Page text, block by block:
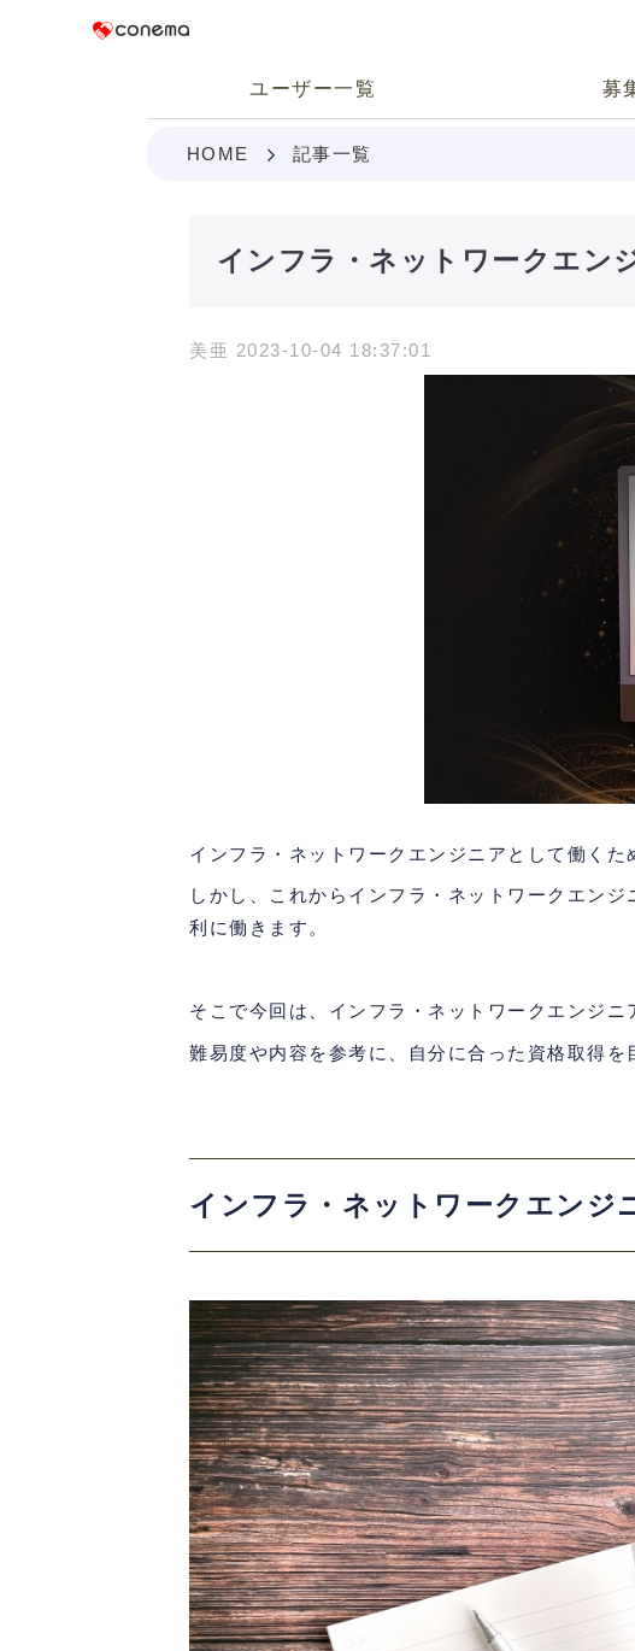
ユーザー一覧 募
HOME 記事一覧
インフラ・ネットワークエン
美亜 2023-10-04 18:37:01
インフラ・ネットワークエンジニアとして働くた
しかし、これからインフラ・ネットワークエン
利に働きます。
そこで今回は、インフラ・ネットワークエンジニ
難易度や内容を参考に、自分に合った資格取得を
インフラ・ネットワークエンジ